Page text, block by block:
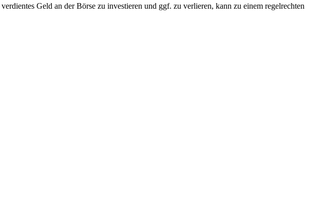
Geld an der Börse zu investieren und ggf. zu verlieren, kann zu einem regelrechten